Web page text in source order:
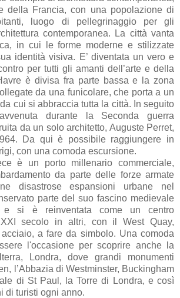
della Francia, con una popolazione di
luogo di pellegrinaggio per gli
contemporanea. La città vanta
in cui le forme moderne e stilizzate
identità visiva. E’ diventata un vero e
per tutti gli amanti dell’arte e della
è divisa fra parte bassa e la zona
da una funicolare, che porta a un
cui si abbraccia tutta la città. In seguito
durante la Seconda guerra
da un solo architetto, Auguste Perret,
Da qui è possibile raggiungere in
con una comoda escursione.
è un porto millenario commerciale,
da parte delle forze armate
disastrose espansioni urbane nel
parte del suo fascino medievale
si è reinventata come un centro
secolo in altri, con il West Quay,
a fare da simbolo. Una comoda
l'occasione per scoprire anche la
Londra, dove grandi monumenti
l’Abbazia di Westminster, Buckingham
di St Paul, la Torre di Londra, e così
di turisti ogni anno.